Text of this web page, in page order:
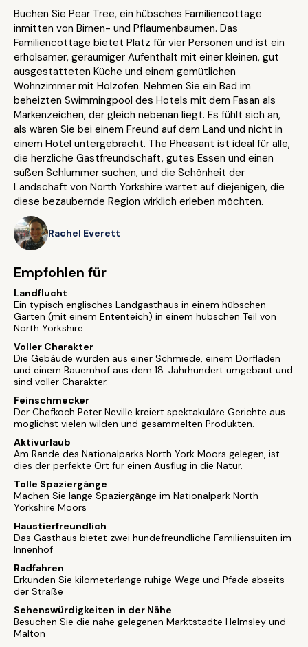
Buchen Sie Pear Tree, ein hübsches Familiencottage
inmitten von Birnen- und Pflaumenbäumen. Das
Familiencottage bietet Platz für vier Personen und ist ein
erholsamer, geräumiger Aufenthalt mit einer kleinen, gut
ausgestatteten Küche und einem gemütlichen
Wohnzimmer mit Holzofen. Nehmen Sie ein Bad im
beheizten Swimmingpool des Hotels mit dem Fasan als
Markenzeichen, der gleich nebenan liegt. Es fühlt sich an,
als wären Sie bei einem Freund auf dem Land und nicht in
einem Hotel untergebracht. The Pheasant ist ideal für alle,
die herzliche Gastfreundschaft, gutes Essen und einen
süßen Schlummer suchen, und die Schönheit der
Landschaft von North Yorkshire wartet auf diejenigen, die
diese bezaubernde Region wirklich erleben möchten.
Rachel Everett
Empfohlen für
Landflucht
Ein typisch englisches Landgasthaus in einem hübschen
Garten (mit einem Ententeich) in einem hübschen Teil von
North Yorkshire
Voller Charakter
Die Gebäude wurden aus einer Schmiede, einem Dorfladen
und einem Bauernhof aus dem 18. Jahrhundert umgebaut und
sind voller Charakter.
Feinschmecker
Der Chefkoch Peter Neville kreiert spektakuläre Gerichte aus
möglichst vielen wilden und gesammelten Produkten.
Aktivurlaub
Am Rande des Nationalparks North York Moors gelegen, ist
dies der perfekte Ort für einen Ausflug in die Natur.
Tolle Spaziergänge
Machen Sie lange Spaziergänge im Nationalpark North
Yorkshire Moors
Haustierfreundlich
Das Gasthaus bietet zwei hundefreundliche Familiensuiten im
Innenhof
Radfahren
Erkunden Sie kilometerlange ruhige Wege und Pfade abseits
der Straße
Sehenswürdigkeiten in der Nähe
Besuchen Sie die nahe gelegenen Marktstädte Helmsley und
Malton